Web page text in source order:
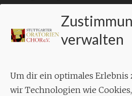
verwalten
Um dir ein optimales Erlebnis
wir Technologien wie
Aixheimer
70619